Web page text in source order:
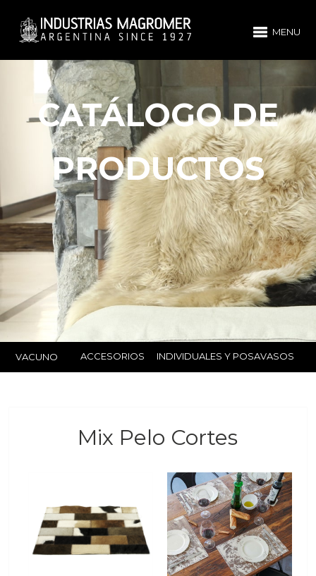
MENU
CATÁLOGO DE
PRODUCTOS
VACUNO ACCESORIOS INDIVIDUALES Y POSAVASOS
Mix Pelo Cortes